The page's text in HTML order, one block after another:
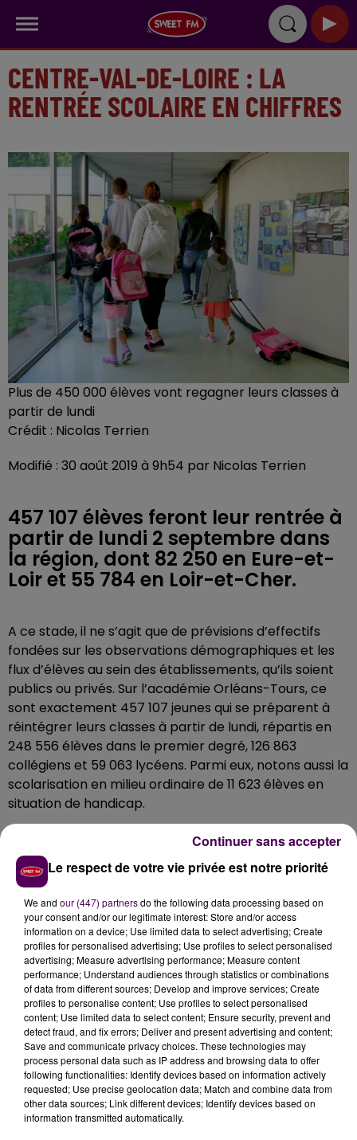
CENTRE-VAL-DE-LOIRE : LA
RENTRÉE SCOLAIRE EN CHIFFRES
Plus de 450 000 élèves vont regagner leurs classes à
partir de lundi
Crédit : Nicolas Terrien
Modifié : 30 août 2019 à 9h54 par Nicolas Terrien
457 107 élèves feront leur rentrée à
partir de lundi 2 septembre dans
la région, dont 82 250 en Eure-et-
Loir et 55 784 en Loir-et-Cher.
A ce stade, il ne s’agit que de prévisions d’effectifs
fondées sur les observations démographiques et les
flux d’élèves au sein des établissements, qu’ils soient
publics ou privés. Sur l’académie Orléans-Tours, ce
sont exactement 457 107 jeunes qui se préparent à
réintégrer leurs classes à partir de lundi, répartis en
248 556 élèves dans le premier degré, 126 863
collégiens et 59 063 lycéens. Parmi eux, notons aussi la
scolarisation en milieu ordinaire de 11 623 élèves en
situation de handicap.
En Loir-et-Cher et en Eure-et-Loir
Dans le premier degré, 30 597 écoliers loir-et-
chériens vont intégrer leur établissement ce lundi 2
septembre, dont 3 065 dans le privé. Dans les collèges
et les lycées, les effectifs provisoires s’affichent à 25
187 jeunes, dont 4 148 dans des établissements privés
sous contrat. En Eure-et-Loir, ils sont 45 116 dans le
premier degré, dont 4 608 dans des écoles privées, et
37 134 dans le second degré, incluant 5 758 collégiens
et lycéens scolarisés dans des établissements privés.
Le respect de votre vie privée est notre priorité
We and our (447) partnersdo the following data processing based on
your consent and/or our legitimate interest: Store and/or access
information on a device; Use limited data to select advertising; Create
profiles for personalised advertising; Use profiles to select personalised
advertising; Measure advertising performance; Measure content
performance; Understand audiences through statistics or combinations
of data from different sources; Develop and improve services; Create
profiles to personalise content; Use profiles to select personalised
content; Use limited data to select content; Ensure security, prevent and
detect fraud, and fix errors; Deliver and present advertising and content;
Save and communicate privacy choices. These technologies may
process personal data such as IP address and browsing data to offer
following functionalities: Identify devices based on information actively
requested; Use precise geolocation data; Match and combine data from
other data sources; Link different devices; Identify devices based on
information transmitted automatically.
Continuer sans accepter